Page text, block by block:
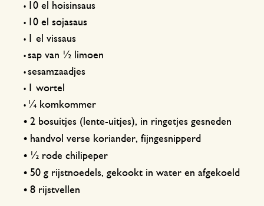
• 10 el hoisinsaus
• 10 el sojasaus
• 1 el vissaus
• sap van ½ limoen
• sesamzaadjes
• 1 wortel
• ¼ komkommer
• 2 bosuitjes (lente-uitjes), in ringetjes gesneden
• handvol verse koriander, fijngesnipperd
• ½ rode chilipeper
• 50 g rijstnoedels, gekookt in water en afgekoeld
• 8 rijstvellen